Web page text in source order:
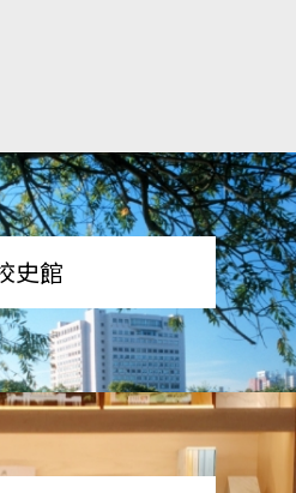
史館